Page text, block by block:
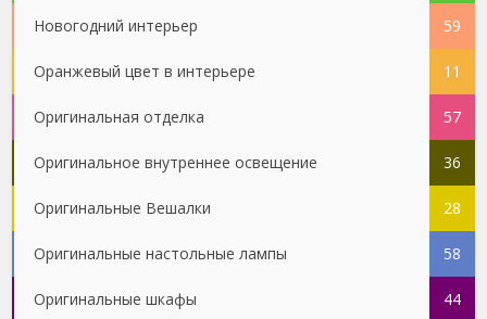
Новогодний интерьер 59
Оранжевый цвет в интерьере 11
Оригинальная отделка 57
Оригинальное внутреннее освещение 36
Оригинальные Вешалки 28
Оригинальные настольные лампы 58
Оригинальные шкафы 44